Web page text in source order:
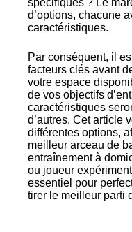
d’options, chacune
caractéristiques.
Par conséquent, il
facteurs clés avant
votre espace
de vos objectifs
caractéristiques
d’autres. Cet article
différentes options,
meilleur arceau de
entraînement à
ou joueur
essentiel pour
tirer le meilleur parti